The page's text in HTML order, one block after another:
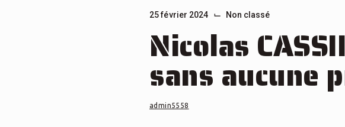
25 février 2024 ⌙ Non classé
Nicolas
sans aucune
admin5558